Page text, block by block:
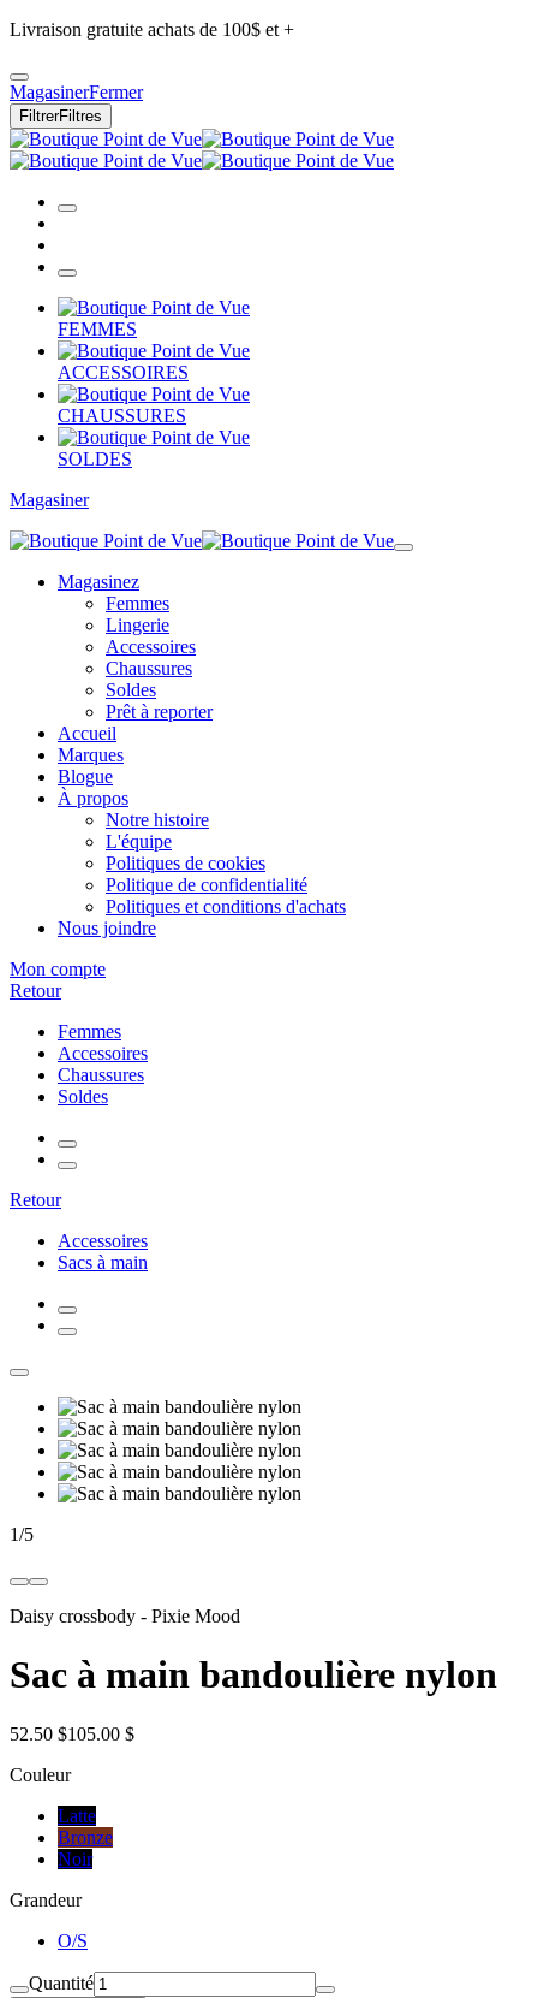
Livraison gratuite achats de 100$ et +
MagasinerFermer
FiltrerFiltres
FEMMES
ACCESSOIRES
CHAUSSURES
SOLDES
Magasiner
Magasinez
Femmes
Lingerie
Accessoires
Chaussures
Soldes
Prêt à reporter
Accueil
Marques
Blogue
À propos
Notre histoire
L'équipe
Politiques de cookies
Politique de confidentialité
Politiques et conditions d'achats
Nous joindre
Mon compte
Retour
Femmes
Accessoires
Chaussures
Soldes
Retour
Accessoires
Sacs à main
1/5
Daisy crossbody - Pixie Mood
Sac à main bandoulière nylon
52.50 $105.00 $
Couleur
Latte
Bronze
Noir
Grandeur
O/S
Quantité